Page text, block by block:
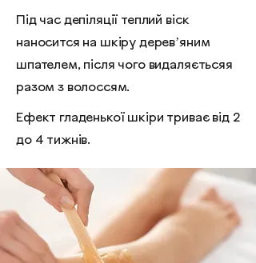
Під час депіляції теплий віск
наносится на шкіру деревʼяним
шпателем, після чого видаляєтьсяя
разом з волоссям.
Ефект гладенької шкіри триває від 2
до 4 тижнів.